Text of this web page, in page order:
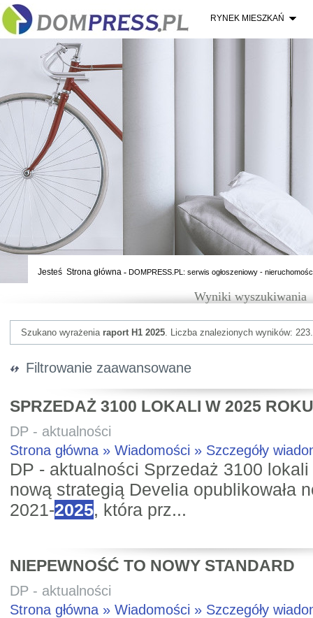
RYNEK MIESZKAŃ
Jesteś Strona główna - DOMPRESS.PL: serwis ogłoszeniowy -
Wyniki wyszukiwania
Szukano wyrażenia raport H1 2025. Liczba znalezionych wyników: 223.
Filtrowanie zaawansowane
SPRZEDAŻ 3100 LOKALI W 2025 ROKU
DP - aktualności
Strona główna » Wiadomości » Szczegóły
DP - aktualności Sprzedaż 3100
nową strategią Develia opublikowała
2021-2025, która prz...
NIEPEWNOŚĆ TO NOWY STANDARD
DP - aktualności
Strona główna » Wiadomości » Szczegóły